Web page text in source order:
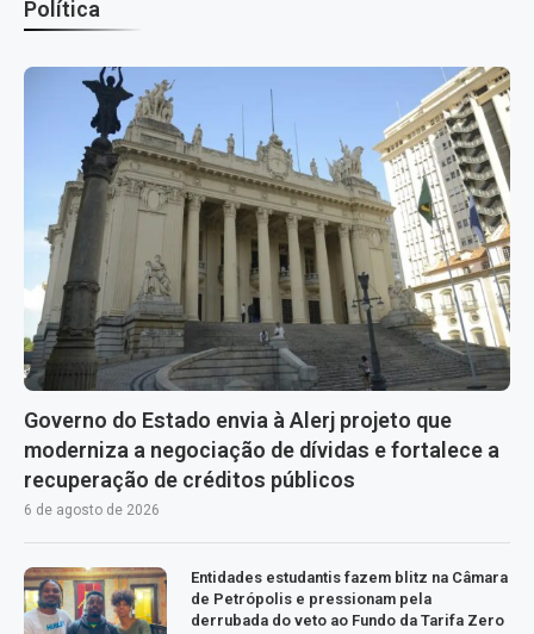
Política
Governo do Estado envia à Alerj projeto que
moderniza a negociação de dívidas e fortalece a
recuperação de créditos públicos
6 de agosto de 2026
Entidades estudantis fazem blitz na Câmara
de Petrópolis e pressionam pela
derrubada do veto ao Fundo da Tarifa Zero